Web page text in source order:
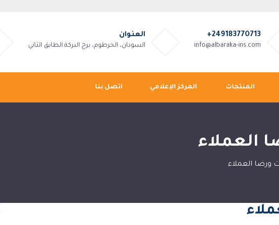
العنوان
السودان، الخرطوم، برج البركة الطابق الثاني
+249183770713
info@albaraka-ins.com
المنتجات المركز الإعلامي اتصل بنا
العملاء
ورضا العملاء